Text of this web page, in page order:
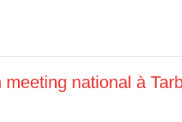
national à